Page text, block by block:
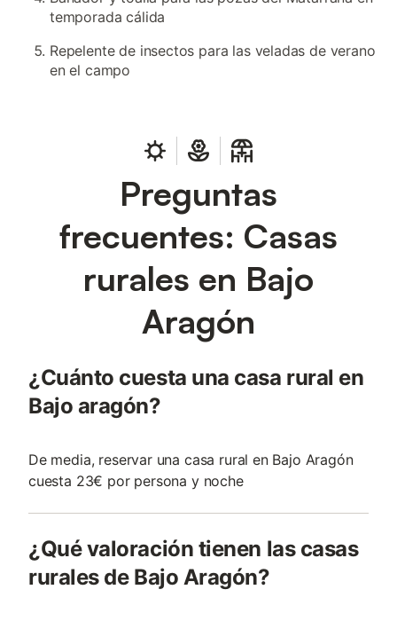
temporada cálida
Repelente de insectos para las veladas de verano
en el campo
Preguntas
frecuentes: Casas
rurales en Bajo
Aragón
¿Cuánto cuesta una casa rural en
Bajo aragón?
De media, reservar una casa rural en Bajo Aragón
cuesta 23€ por persona y noche
¿Qué valoración tienen las casas
rurales de Bajo Aragón?